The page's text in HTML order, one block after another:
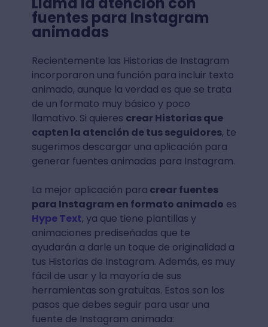
fuentes para Instagram
animadas
Recientemente las Historias de Instagram
incorporaron una función para incluir texto
animado, aunque la verdad es que se trata
de un formato muy básico y poco
llamativo. Si quieres crear Historias que
capten la atención de tus seguidores, te
sugerimos descargar una aplicación para
generar fuentes animadas para Instagram.
La mejor aplicación para crear fuentes
para Instagram en formato animado es
Hype Text, ya que tiene plantillas y
animaciones prediseñadas que te
ayudarán a darle un toque de originalidad a
tus Historias de Instagram. Además, es muy
fácil de usar y la mayoría de sus
herramientas son gratuitas. Estos son los
pasos que debes seguir para usar una
fuente de Instagram animada: